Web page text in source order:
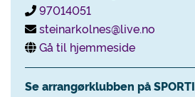
97014051
steinarkolnes@live.no
Gå til hjemmeside
Se arrangørklubben på SPORTI